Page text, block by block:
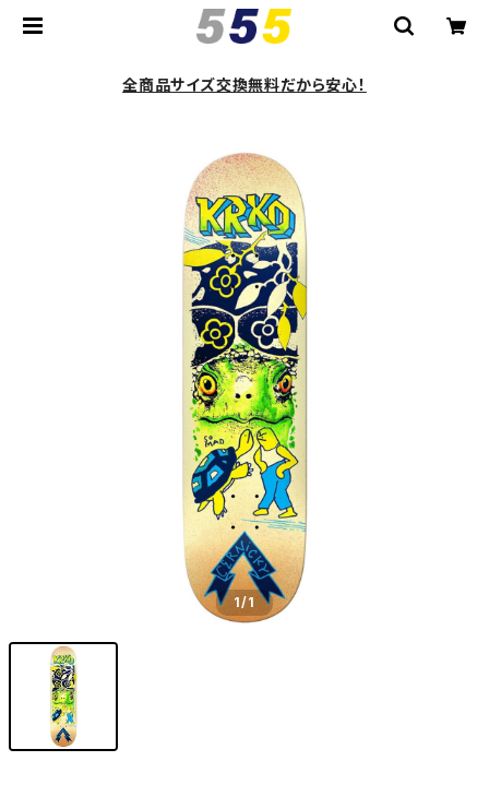
全商品サイズ交換無料だから安心！
1/1